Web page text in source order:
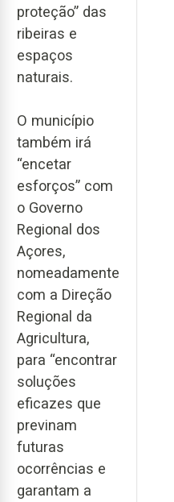
proteção” das
ribeiras e
espaços
naturais.
O município
também irá
“encetar
esforços” com
o Governo
Regional dos
Açores,
nomeadamente
com a Direção
Regional da
Agricultura,
para “encontrar
soluções
eficazes que
previnam
futuras
ocorrências e
garantam a